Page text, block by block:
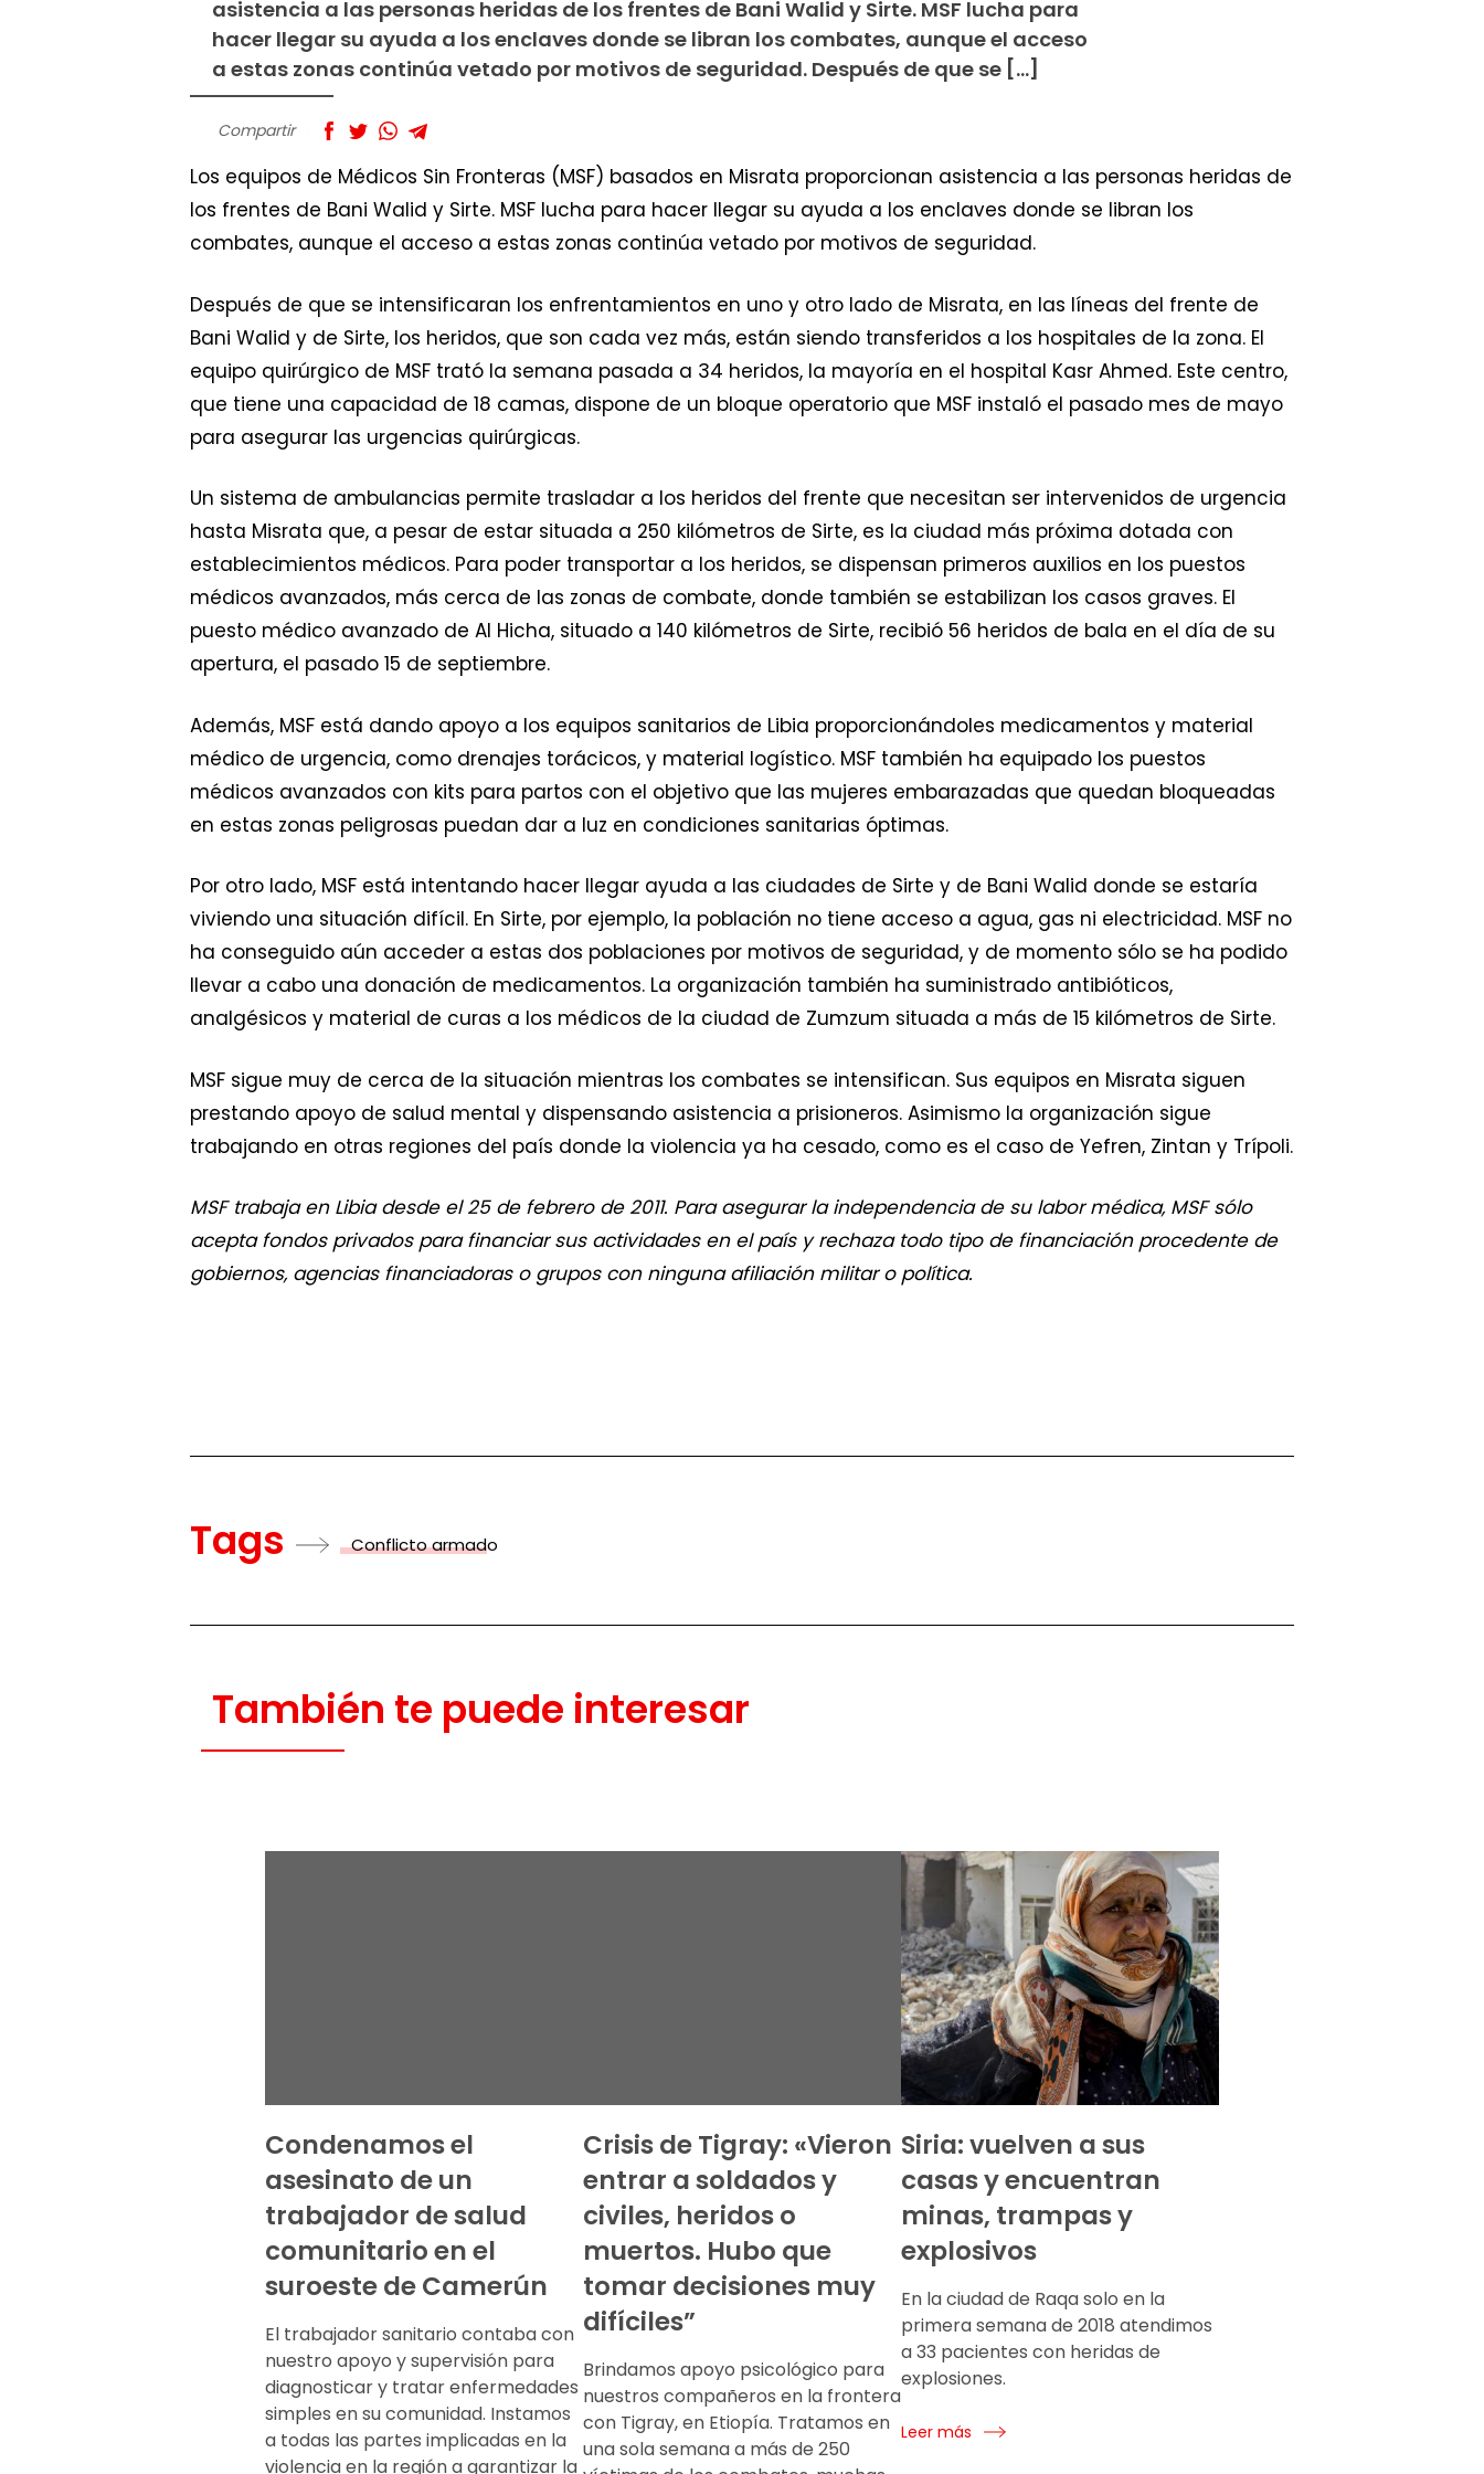
asistencia a las personas heridas de los frentes de Bani Walid y Sirte. MSF lucha para
hacer llegar su ayuda a los enclaves donde se libran los combates, aunque el acceso
a estas zonas continúa vetado por motivos de seguridad. Después de que se […]
Compartir
Los equipos de Médicos Sin Fronteras (MSF) basados en Misrata proporcionan asistencia a las personas heridas de
los frentes de Bani Walid y Sirte. MSF lucha para hacer llegar su ayuda a los enclaves donde se libran los
combates, aunque el acceso a estas zonas continúa vetado por motivos de seguridad.
Después de que se intensificaran los enfrentamientos en uno y otro lado de Misrata, en las líneas del frente de
Bani Walid y de Sirte, los heridos, que son cada vez más, están siendo transferidos a los hospitales de la zona. El
equipo quirúrgico de MSF trató la semana pasada a 34 heridos, la mayoría en el hospital Kasr Ahmed. Este centro,
que tiene una capacidad de 18 camas, dispone de un bloque operatorio que MSF instaló el pasado mes de mayo
para asegurar las urgencias quirúrgicas.
Un sistema de ambulancias permite trasladar a los heridos del frente que necesitan ser intervenidos de urgencia
hasta Misrata que, a pesar de estar situada a 250 kilómetros de Sirte, es la ciudad más próxima dotada con
establecimientos médicos. Para poder transportar a los heridos, se dispensan primeros auxilios en los puestos
médicos avanzados, más cerca de las zonas de combate, donde también se estabilizan los casos graves. El
puesto médico avanzado de Al Hicha, situado a 140 kilómetros de Sirte, recibió 56 heridos de bala en el día de su
apertura, el pasado 15 de septiembre.
Además, MSF está dando apoyo a los equipos sanitarios de Libia proporcionándoles medicamentos y material
médico de urgencia, como drenajes torácicos, y material logístico. MSF también ha equipado los puestos
médicos avanzados con kits para partos con el objetivo que las mujeres embarazadas que quedan bloqueadas
en estas zonas peligrosas puedan dar a luz en condiciones sanitarias óptimas.
Por otro lado, MSF está intentando hacer llegar ayuda a las ciudades de Sirte y de Bani Walid donde se estaría
viviendo una situación difícil. En Sirte, por ejemplo, la población no tiene acceso a agua, gas ni electricidad. MSF no
ha conseguido aún acceder a estas dos poblaciones por motivos de seguridad, y de momento sólo se ha podido
llevar a cabo una donación de medicamentos. La organización también ha suministrado antibióticos,
analgésicos y material de curas a los médicos de la ciudad de Zumzum situada a más de 15 kilómetros de Sirte.
MSF sigue muy de cerca de la situación mientras los combates se intensifican. Sus equipos en Misrata siguen
prestando apoyo de salud mental y dispensando asistencia a prisioneros. Asimismo la organización sigue
trabajando en otras regiones del país donde la violencia ya ha cesado, como es el caso de Yefren, Zintan y Trípoli.
MSF trabaja en Libia desde el 25 de febrero de 2011. Para asegurar la independencia de su labor médica, MSF sólo
acepta fondos privados para financiar sus actividades en el país y rechaza todo tipo de financiación procedente de
gobiernos, agencias financiadoras o grupos con ninguna afiliación militar o política.
Tags Conflicto armado
También te puede interesar
Condenamos el
asesinato de un
trabajador de salud
comunitario en el
suroeste de Camerún
El trabajador sanitario contaba con
nuestro apoyo y supervisión para
diagnosticar y tratar enfermedades
simples en su comunidad. Instamos
a todas las partes implicadas en la
violencia en la región a garantizar la
Crisis de Tigray: «Vieron
entrar a soldados y
civiles, heridos o
muertos. Hubo que
tomar decisiones muy
difíciles”
Brindamos apoyo psicológico para
nuestros compañeros en la frontera
con Tigray, en Etiopía. Tratamos en
una sola semana a más de 250
Siria: vuelven a sus
casas y encuentran
minas, trampas y
explosivos
En la ciudad de Raqa solo en la
primera semana de 2018 atendimos
a 33 pacientes con heridas de
explosiones.
Leer más